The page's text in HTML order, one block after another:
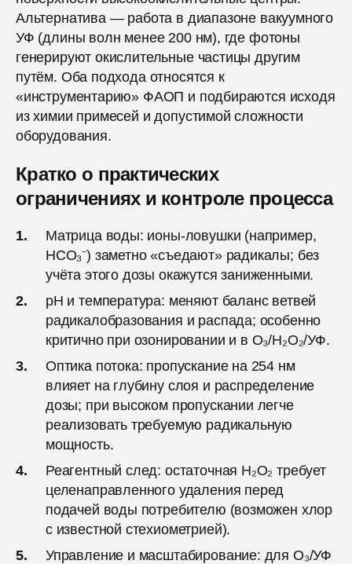
Альтернатива — работа в диапазоне вакуумного
УФ (длины волн менее 200 нм), где фотоны
генерируют окислительные частицы другим
путём. Оба подхода относятся к
«инструментарию» ФАОП и подбираются исходя
из химии примесей и допустимой сложности
оборудования.
Кратко о практических
ограничениях и контроле процесса
Матрица воды: ионы-ловушки (например,
HCO₃⁻) заметно «съедают» радикалы; без
учёта этого дозы окажутся заниженными.
pH и температура: меняют баланс ветвей
радикалобразования и распада; особенно
критично при озонировании и в O₃/H₂O₂/УФ.
Оптика потока: пропускание на 254 нм
влияет на глубину слоя и распределение
дозы; при высоком пропускании легче
реализовать требуемую радикальную
мощность.
Реагентный след: остаточная H₂O₂ требует
целенаправленного удаления перед
подачей воды потребителю (возможен хлор
с известной стехиометрией).
Управление и масштабирование: для O₃/УФ